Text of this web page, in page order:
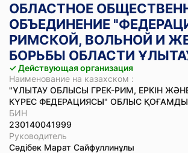
ОБЛАСТНОЕ
ОБЪЕДИНЕНИЕ
РИМСКОЙ, ВОЛЬНОЙ И
БОРЬБЫ ОБЛАСТИ
✓ Действующая организация
Наименование на казахском :
"ҰЛЫТАУ ОБЛЫСЫ ГРЕК-РИМ, ЕРКІН
КҮРЕС ФЕДЕРАЦИЯСЫ" ОБЛЫС ҚОҒАМДЫҚ
БИН
230140041999
Руководитель
Сәдібек Марат Сайфуллинұлы